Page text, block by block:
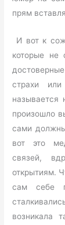
прям
И вот к
которые не
страхи
называется
произошло
сами
вот это
связей,
открытиям.
сам себе
возникала